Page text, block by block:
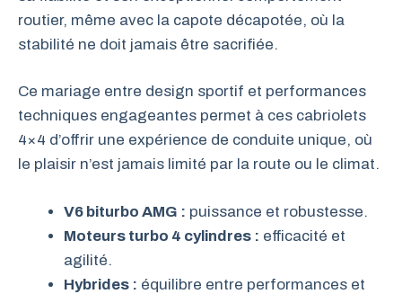
routier, même avec la capote décapotée, où la
stabilité ne doit jamais être sacrifiée.
Ce mariage entre design sportif et performances
techniques engageantes permet à ces cabriolets
4×4 d’offrir une expérience de conduite unique, où
le plaisir n’est jamais limité par la route ou le climat.
V6 biturbo AMG : puissance et robustesse.
Moteurs turbo 4 cylindres : efficacité et
agilité.
Hybrides : équilibre entre performances et